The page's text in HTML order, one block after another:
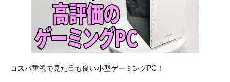
コスパ重視で見た目も良い小型ゲーミングPC！